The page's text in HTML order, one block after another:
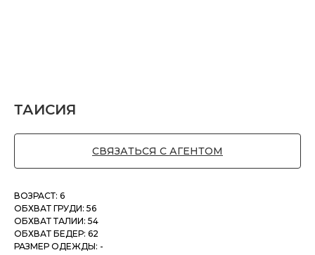
ТАИСИЯ
СВЯЗАТЬСЯ С АГЕНТОМ
ВОЗРАСТ: 6
ОБХВАТ ГРУДИ: 56
ОБХВАТ ТАЛИИ: 54
ОБХВАТ БЕДЕР: 62
РАЗМЕР ОДЕЖДЫ: -